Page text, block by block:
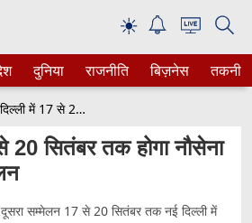
☀
दुनिया राजनीति बिज़नेस तकनीक
नई दिल्ली में 17 से 20 सितंबर तक होगा नौसेना कमांडरों का सम्मेलन
20 सितंबर तक होगा नौसेना
सम्मेलन 17 से 20 सितंबर तक नई दिल्ली में